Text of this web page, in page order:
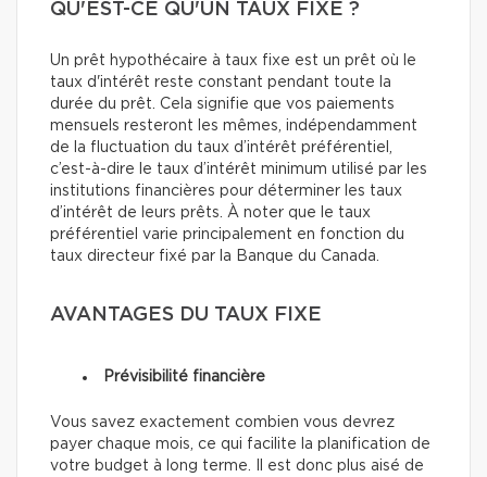
QU'EST-CE QU'UN TAUX FIXE ?
Un prêt hypothécaire à taux fixe est un prêt où le
taux d'intérêt reste constant pendant toute la
durée du prêt. Cela signifie que vos paiements
mensuels resteront les mêmes, indépendamment
de la fluctuation du taux d’intérêt préférentiel,
c’est-à-dire le taux d’intérêt minimum utilisé par les
institutions financières pour déterminer les taux
d’intérêt de leurs prêts. À noter que le taux
préférentiel varie principalement en fonction du
taux directeur fixé par la Banque du Canada.
AVANTAGES DU TAUX FIXE
Prévisibilité financière
Vous savez exactement combien vous devrez
payer chaque mois, ce qui facilite la planification de
votre budget à long terme. Il est donc plus aisé de